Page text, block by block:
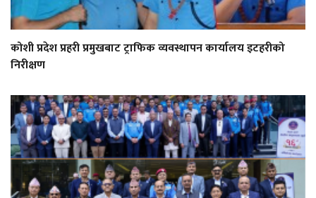
कोशी प्रदेश प्रहरी प्रमुखबाट ट्राफिक व्यवस्थापन कार्यालय इटहरीको
निरीक्षण